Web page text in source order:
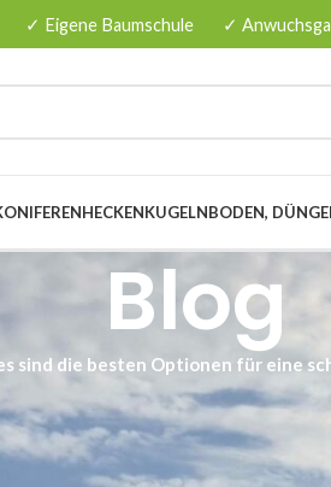
✓ Eigene Baumschule ✓
KUGELNBODEN,
Blog
sind die besten Optionen für eine
für eine schnell